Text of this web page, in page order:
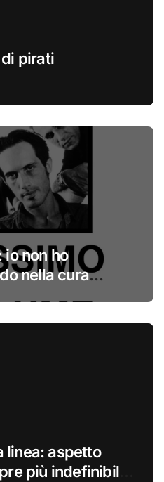
pirati
io non ho
nella cura
linea: aspetto
più indefinibile